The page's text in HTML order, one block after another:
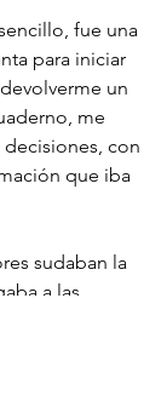
fue una
para iniciar
un
me
con
que iba
sudaban la
a las